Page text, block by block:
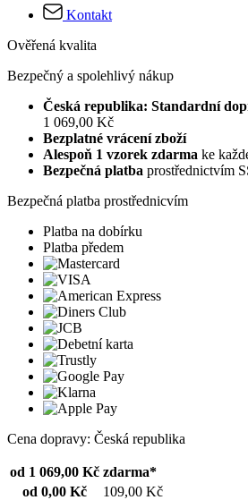
Kontakt
Ověřená kvalita
Bezpečný a spolehlivý nákup
Česká republika: Standardní
1 069,00 Kč
Bezplatné vrácení zboží
Alespoň 1 vzorek zdarma ke
Bezpečná platba prostřednictvím
Bezpečná platba prostřednicvím
Platba na dobírku
Platba předem
Cena dopravy: Česká republika
od 1 069,00 Kč zdarma*
od 0,00 Kč
109,00 Kč